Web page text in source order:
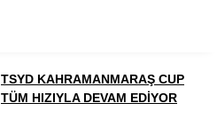
TSYD KAHRAMANMARAŞ CUP
TÜM HIZIYLA DEVAM EDİYOR